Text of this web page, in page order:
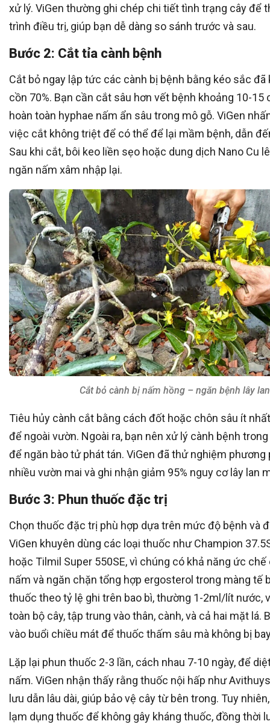
xử lý. ViGen thường ghi chép chi tiết tình trạng cây để
trình điều trị, giúp bạn dễ dàng so sánh trước và sau.
Bước 2: Cắt tỉa cành bệnh
Cắt bỏ ngay lập tức các cành bị bệnh bằng kéo sắc
cồn 70%. Bạn cần cắt sâu hơn vết bệnh khoảng 10-15
hoàn toàn hyphae nấm ẩn sâu trong mô gỗ. ViGen
việc cắt không triệt để có thể để lại mầm bệnh, dẫn
Sau khi cắt, bôi keo liền sẹo hoặc dung dịch Nano Cu
ngăn nấm xâm nhập lại.
Cắt bỏ cành bị nấm hồng – ngăn bệnh lây lan
Tiêu hủy cành cắt bằng cách đốt hoặc chôn sâu ít
để ngoài vườn. Ngoài ra, bạn nên xử lý cành bệnh
để ngăn bào tử phát tán. ViGen đã thử nghiệm phương
nhiều vườn mai và ghi nhận giảm 95% nguy cơ lây lan
Bước 3: Phun thuốc đặc trị
Chọn thuốc đặc trị phù hợp dựa trên mức độ bệnh và
ViGen khuyên dùng các loại thuốc như Champion
hoặc Tilmil Super 550SE, vì chúng có khả năng ức
nấm và ngăn chặn tổng hợp ergosterol trong màng tế
thuốc theo tỷ lệ ghi trên bao bì, thường 1-2ml/lít nước,
toàn bộ cây, tập trung vào thân, cành, và cả hai mặt lá.
vào buổi chiều mát để thuốc thấm sâu mà không bị
Lặp lại phun thuốc 2-3 lần, cách nhau 7-10 ngày, để
nấm. ViGen nhận thấy rằng thuốc nội hấp như
lưu dẫn lâu dài, giúp bảo vệ cây từ bên trong. Tuy
lạm dụng thuốc để không gây kháng thuốc, đồng thời